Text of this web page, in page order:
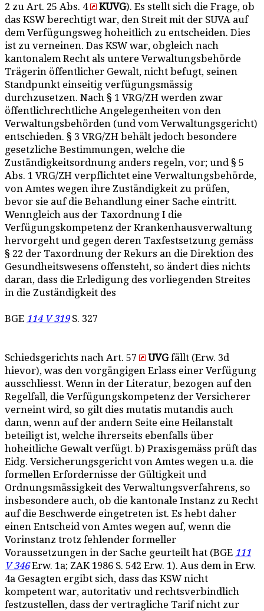
2 zu Art. 25 Abs. 4
KUVG). Es stellt sich die Frage, ob
das KSW berechtigt war, den Streit mit der SUVA auf
dem Verfügungsweg hoheitlich zu entscheiden. Dies
ist zu verneinen. Das KSW war, obgleich nach
kantonalem Recht als untere Verwaltungsbehörde
Trägerin öffentlicher Gewalt, nicht befugt, seinen
Standpunkt einseitig verfügungsmässig
durchzusetzen. Nach § 1 VRG/ZH werden zwar
öffentlichrechtliche Angelegenheiten von den
Verwaltungsbehörden (und vom Verwaltungsgericht)
entschieden. § 3 VRG/ZH behält jedoch besondere
gesetzliche Bestimmungen, welche die
Zuständigkeitsordnung anders regeln, vor; und § 5
Abs. 1 VRG/ZH verpflichtet eine Verwaltungsbehörde,
von Amtes wegen ihre Zuständigkeit zu prüfen,
bevor sie auf die Behandlung einer Sache eintritt.
Wenngleich aus der Taxordnung I die
Verfügungskompetenz der Krankenhausverwaltung
hervorgeht und gegen deren Taxfestsetzung gemäss
§ 22 der Taxordnung der Rekurs an die Direktion des
Gesundheitswesens offensteht, so ändert dies nichts
daran, dass die Erledigung des vorliegenden Streites
in die Zuständigkeit des
BGE 114 V 319S. 327
Schiedsgerichts nach Art. 57 UVGfällt (Erw. 3d
hievor), was den vorgängigen Erlass einer Verfügung
ausschliesst. Wenn in der Literatur, bezogen auf den
Regelfall, die Verfügungskompetenz der Versicherer
verneint wird, so gilt dies mutatis mutandis auch
dann, wenn auf der andern Seite eine Heilanstalt
beteiligt ist, welche ihrerseits ebenfalls über
hoheitliche Gewalt verfügt. b) Praxisgemäss prüft das
Eidg. Versicherungsgericht von Amtes wegen u.a. die
formellen Erfordernisse der Gültigkeit und
Ordnungsmässigkeit des Verwaltungsverfahrens, so
insbesondere auch, ob die kantonale Instanz zu Recht
auf die Beschwerde eingetreten ist. Es hebt daher
einen Entscheid von Amtes wegen auf, wenn die
Vorinstanz trotz fehlender formeller
Voraussetzungen in der Sache geurteilt hat (BGE 111
V 346Erw. 1a; ZAK 1986 S. 542 Erw. 1). Aus dem in Erw.
4a Gesagten ergibt sich, dass das KSW nicht
kompetent war, autoritativ und rechtsverbindlich
festzustellen, dass der vertragliche Tarif nicht zur